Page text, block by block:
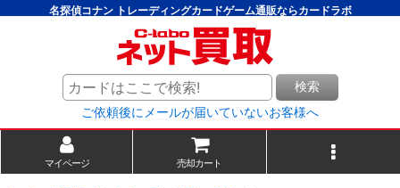
名探偵コナン トレーディングカードゲーム通販ならカードラボ
検索
ご依頼後にメールが届いていないお客様へ
マイページ 売却カート